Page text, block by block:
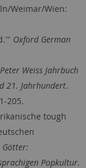
Weimar/Wien:
Oxford German
Peter Weiss Jahrbuch
21. Jahrhundert.
205.
tough
Götter:
Popkultur.